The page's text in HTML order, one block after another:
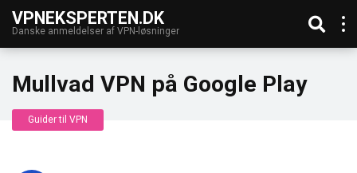
VPNEKSPERTEN.DK
Danske anmeldelser af VPN-løsninger
Mullvad VPN på Google Play
Guider til VPN